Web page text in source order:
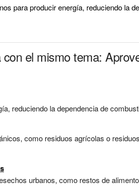
para producir energía, reduciendo la
el mismo tema:
reduciendo la dependencia de
como residuos agrícolas o
urbanos, como restos de